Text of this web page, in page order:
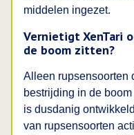
middelen ingezet.
Vernietigt XenTari
de boom zitten?
Alleen rupsensoorten
bestrijding in de
is dusdanig
van rupsensoorten